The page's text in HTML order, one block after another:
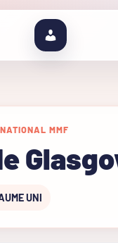
MMF
UNI